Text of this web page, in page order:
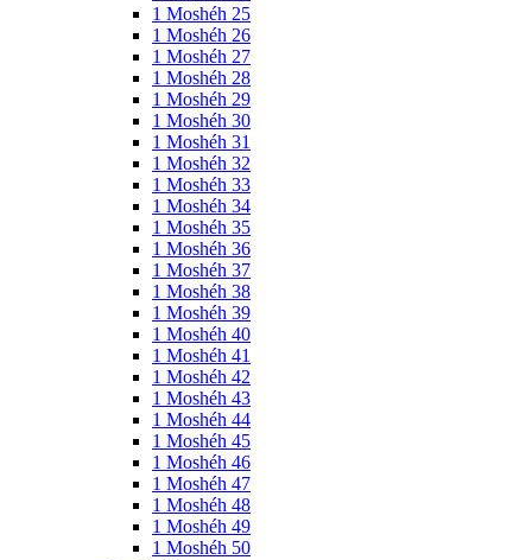
1 Moshéh 25
1 Moshéh 26
1 Moshéh 27
1 Moshéh 28
1 Moshéh 29
1 Moshéh 30
1 Moshéh 31
1 Moshéh 32
1 Moshéh 33
1 Moshéh 34
1 Moshéh 35
1 Moshéh 36
1 Moshéh 37
1 Moshéh 38
1 Moshéh 39
1 Moshéh 40
1 Moshéh 41
1 Moshéh 42
1 Moshéh 43
1 Moshéh 44
1 Moshéh 45
1 Moshéh 46
1 Moshéh 47
1 Moshéh 48
1 Moshéh 49
1 Moshéh 50